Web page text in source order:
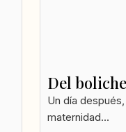
Del
Un día
maternidad...